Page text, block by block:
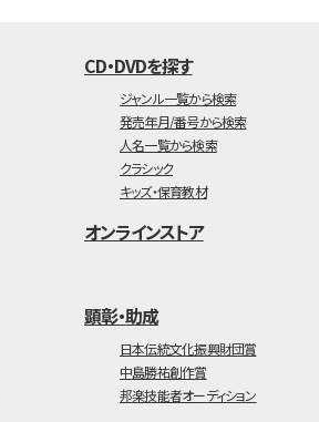
CD・DVDを探す
ジャンル一覧から検索
発売年月/番号から検索
人名一覧から検索
クラシック
キッズ・保育教材
オンラインストア
顕彰・助成
日本伝統文化振興財団賞
中島勝祐創作賞
邦楽技能者オーディション